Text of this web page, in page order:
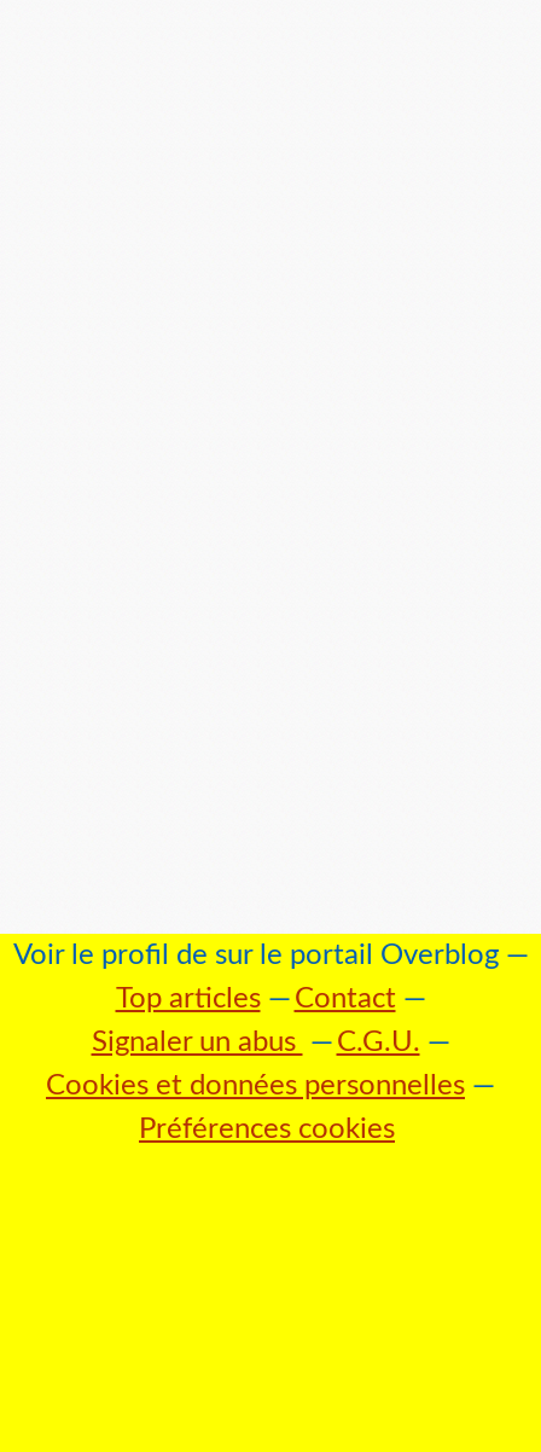
Voir le profil de sur le portail Overblog
Top articles
Contact
Signaler un abus
C.G.U.
Cookies et données personnelles
Préférences cookies